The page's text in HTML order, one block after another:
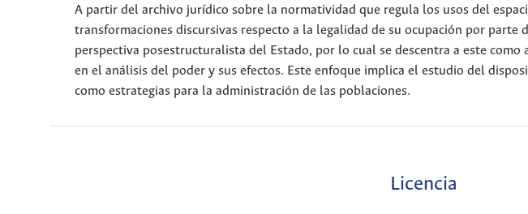
A partir del archivo jurídico sobre la normatividad que regula los usos del
transformaciones discursivas respecto a la legalidad de su ocupación por parte
perspectiva posestructuralista del Estado, por lo cual se descentra a este
en el análisis del poder y sus efectos. Este enfoque implica el estudio del
como estrategias para la administración de las poblaciones.
Licencia